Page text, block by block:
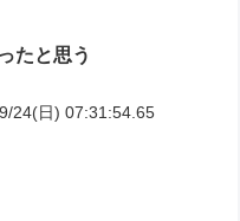
たと思う
24(日) 07:31:54.65